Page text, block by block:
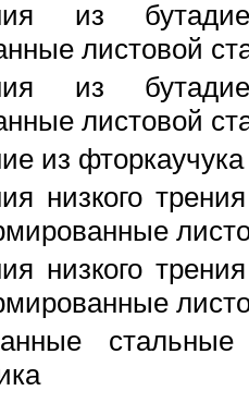
из
листовой
из
листовой
из
низкого
низкого